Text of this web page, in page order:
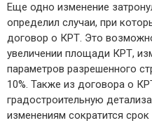
Еще одно изменение
определил случаи, при
договор о КРТ. Это
увеличении площади КРТ,
параметров разрешенного
10%. Также из договора о
градостроительную
изменениям сократится